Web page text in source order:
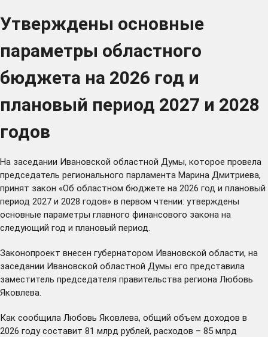
Утверждены основные
параметры областного
бюджета на 2026 год и
плановый период 2027 и 2028
годов
На заседании Ивановской областной Думы, которое провела
председатель регионального парламента Марина Дмитриева,
принят закон «Об областном бюджете на 2026 год и плановый
период 2027 и 2028 годов» в первом чтении: утверждены
основные параметры главного финансового закона на
следующий год и плановый период.
Законопроект внесен губернатором Ивановской области, на
заседании Ивановской областной Думы его представила
заместитель председателя правительства региона Любовь
Яковлева.
Как сообщила Любовь Яковлева, общий объем доходов в
2026 году составит 81 млрд рублей, расходов – 85 млрд